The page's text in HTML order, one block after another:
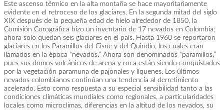
Este ascenso térmico en la alta montaña se hace mayoritariamente
evidente en el retroceso de los glaciares. En la segunda mitad del siglo
XIX después de la pequeña edad de hielo alrededor de 1850, la
Comisión Corográfica hizo un inventario de 17 nevados en Colombia;
ahora solo quedan seis glaciares en el país. Hasta 1960 se reportaron
glaciares en los Paramillos del Cisne y del Quindío, los cuales eran
llamados en la época “nevados.” Ahora son denominados “paramillos,”
pues sus domos volcánicos de arena y roca están siendo conquistados
por la vegetación paramuna de pajonales y líquenes. Los últimos
nevados colombianos continúan una tendencia al derretimiento
acelerado. Esto como respuesta a su especial sensibilidad tanto a las
condiciones climáticas mundiales como regionales, a particularidades
locales como microclimas, diferencias en la altitud de los nevados, su